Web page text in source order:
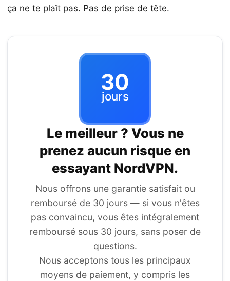
ça ne te plaît pas. Pas de prise de tête.
30
jours
Le meilleur ? Vous ne
prenez aucun risque en
essayant NordVPN.
Nous offrons une garantie satisfait ou
remboursé de 30 jours — si vous n'êtes
pas convaincu, vous êtes intégralement
remboursé sous 30 jours, sans poser de
questions.
Nous acceptons tous les principaux
moyens de paiement, y compris les